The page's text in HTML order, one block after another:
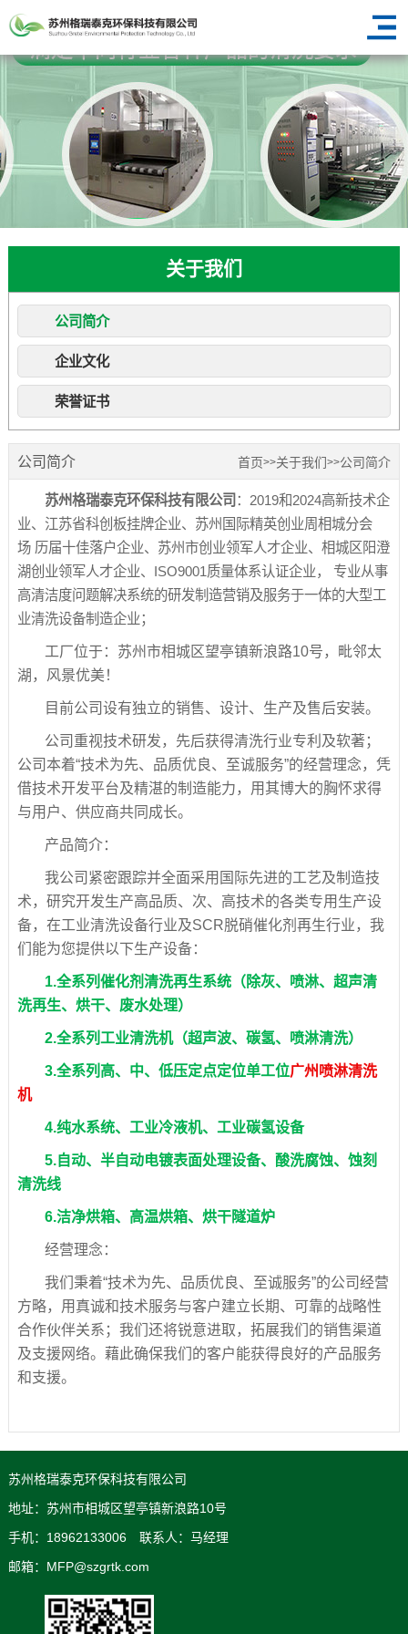
关于我们
公司简介
企业文化
荣誉证书
公司简介 首页>>关于我们>>公司简介
苏州格瑞泰克环保科技有限公司 ：2019和2024高新技术企
业、江苏省科创板挂牌企业、苏州国际精英创业周相城分会
场 历届十佳落户企业、苏州市创业领军人才企业、相城区阳澄
湖创业领军人才企业、ISO9001质量体系认证企业， 专业从事
高清洁度问题解决系统的研发制造营销及服务于一体的大型工
业清洗设备制造企业；
工厂位于：苏州市相城区望亭镇新浪路10号，毗邻太
湖，风景优美！
目前公司设有独立的销售、设计、生产及售后安装。
公司重视技术研发，先后获得清洗行业专利及软著；
公司本着“技术为先、品质优良、至诚服务”的经营理念，凭
借技术开发平台及精湛的制造能力，用其博大的胸怀求得
与用户、供应商共同成长。
产品简介：
我公司紧密跟踪并全面采用国际先进的工艺及制造技
术，研究开发生产高品质、次、高技术的各类专用生产设
备，在工业清洗设备行业及SCR脱硝催化剂再生行业，我
们能为您提供以下生产设备：
1.全系列催化剂清洗再生系统（除灰、喷淋、超声清
洗再生、烘干、废水处理）
2.全系列工业清洗机（超声波、碳氢、喷淋清洗）
3.全系列高、中、低压定点定位单工位广州喷淋清洗
机
4.纯水系统、工业冷液机、工业碳氢设备
5.自动、半自动电镀表面处理设备、酸洗腐蚀、蚀刻
清洗线
6.洁净烘箱、高温烘箱、烘干隧道炉
经营理念：
我们秉着“技术为先、品质优良、至诚服务”的公司经营
方略，用真诚和技术服务与客户建立长期、可靠的战略性
合作伙伴关系；我们还将锐意进取，拓展我们的销售渠道
及支援网络。藉此确保我们的客户能获得良好的产品服务
和支援。
苏州格瑞泰克环保科技有限公司
地址：苏州市相城区望亭镇新浪路10号
手机：18962133006 联系人：马经理
邮箱：MFP@szgrtk.com